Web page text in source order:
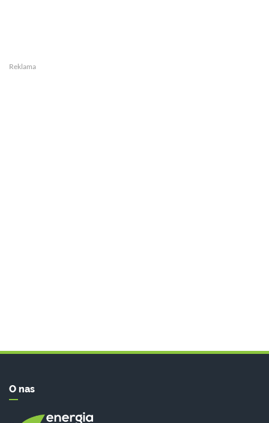
Reklama
O nas